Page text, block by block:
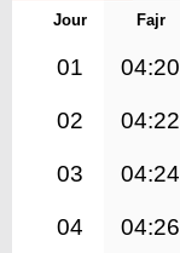
Jour Fajr
01 04:20
02 04:22
03 04:24
04 04:26